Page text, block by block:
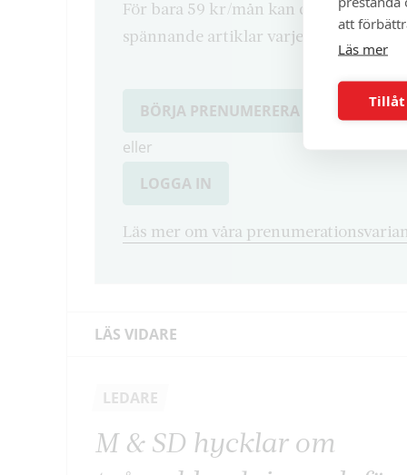
att
Läs mer
Tillåt
För bara 59 kr/mån kan du läsa både
spännande artiklar varje månad.
BÖRJA PRENUMERERA
eller
LOGGA IN
Läs mer om våra
LÄS VIDARE
LEDARE
M & SD hycklar om